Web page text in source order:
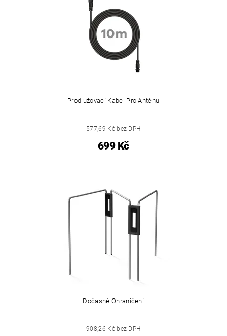
Prodlužovací Kabel Pro Anténu
577,69 Kč bez DPH
699 Kč
Dočasné Ohraničení
908,26 Kč bez DPH